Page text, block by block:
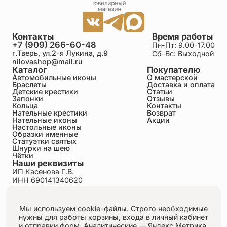
образа — Распятие Христово и Архангела Михаила. Он
напоминает о победе Христа над смертью и о верности
Богу, которую Архистратиг Михаил явил всему
ангельскому миру.
Каталог
Автомобильные иконы
Браслеты
Детские крестики
Запонки
Кольца
Нательные крестики
Нательные иконы
Настольные иконы
Образки именные
Статуэтки святых
Шнурки на шею
Чётки
Покупателю
О мастерской
Доставка и оплата
Статьи
Отзывы
Контакты
Возврат
Акции
Время работы
Пн-Пт: 9.00-17.00
Сб-Вс: Выходной
Контакты
+7 (909) 266-60-48
г.Тверь, ул.2-я Лукина, д.9
nilovashop@mail.ru
Наши реквизиты
ИП Касенова Г.В.
ИНН 690141340620
Пользовательское соглашение
Публичная оферта
Согласие на обработку персональных данных
Мы используем cookie-файлы. Строго необходимые
нужны для работы корзины, входа в личный кабинет